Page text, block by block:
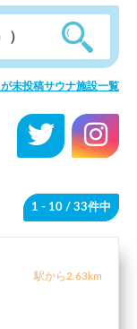
未投稿サウナ施設一覧
1 - 10 / 33件中
駅から2.63km